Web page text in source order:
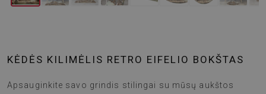
KĖDĖS KILIMĖLIS RETRO EIFELIO BOKŠTAS
Apsauginkite savo grindis stilingai su mūsų aukštos